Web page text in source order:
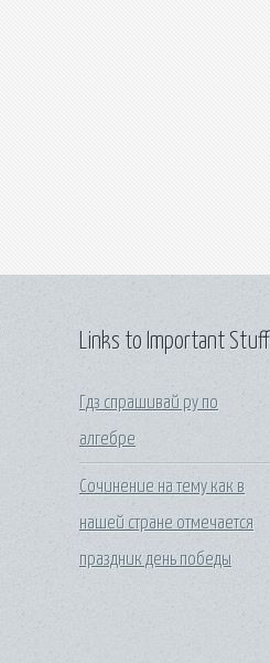
Links to Important Stuff
Гдз спрашивай ру по
алгебре
Сочинение на тему как в
нашей стране отмечается
праздник день победы